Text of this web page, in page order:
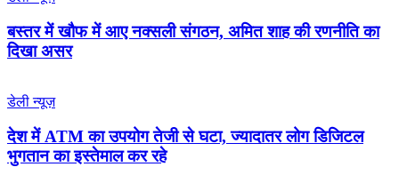
बस्तर में खौफ में आए नक्सली संगठन, अमित शाह की रणनीति का
दिखा असर
डेली न्यूज़
देश में ATM का उपयोग तेजी से घटा, ज्यादातर लोग डिजिटल
भुगतान का इस्तेमाल कर रहे